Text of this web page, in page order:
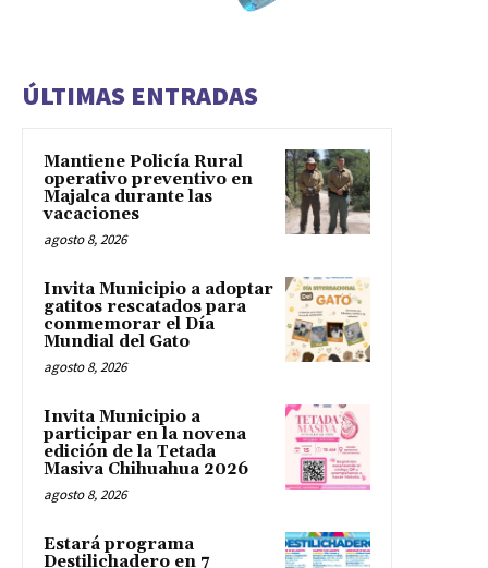
ÚLTIMAS ENTRADAS
Mantiene Policía Rural
operativo preventivo en
Majalca durante las
vacaciones
agosto 8, 2026
Invita Municipio a adoptar
gatitos rescatados para
conmemorar el Día
Mundial del Gato
agosto 8, 2026
Invita Municipio a
participar en la novena
edición de la Tetada
Masiva Chihuahua 2026
agosto 8, 2026
Estará programa
Destilichadero en 7